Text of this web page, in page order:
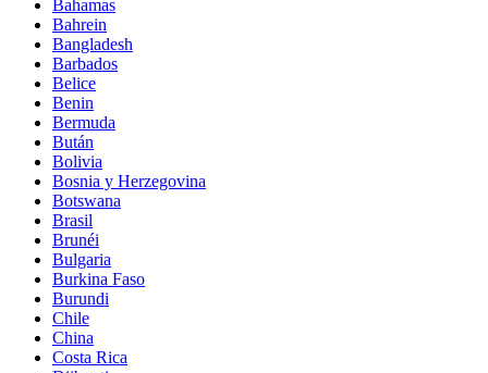
Bahamas
Bahrein
Bangladesh
Barbados
Belice
Benin
Bermuda
Bután
Bolivia
Bosnia y Herzegovina
Botswana
Brasil
Brunéi
Bulgaria
Burkina Faso
Burundi
Chile
China
Costa Rica